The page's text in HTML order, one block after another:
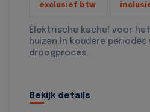
exclusief btw
Elektrische kachel voor
huizen in koudere
droogproces.
Bekijk details